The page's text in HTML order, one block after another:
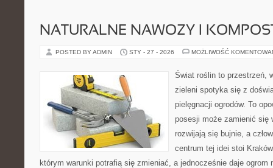
NATURALNE NAWOZY I
POSTED BY ADMIN STY - 27 - 2026 MOŻLIWOŚĆ
Świat roślin to przestrzeń,
zieleni spotyka się z
pielęgnacji ogrodów. To
posesji może zamienić się
rozwijają się bujnie, a
centrum tej idei stoi
którym warunki potrafią się zmieniać, a jednocześnie daje ogrom